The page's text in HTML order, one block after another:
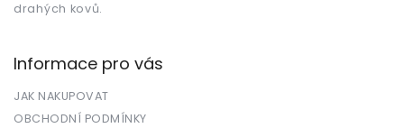
drahých kovů.
Informace pro vás
JAK NAKUPOVAT
OBCHODNÍ PODMÍNKY